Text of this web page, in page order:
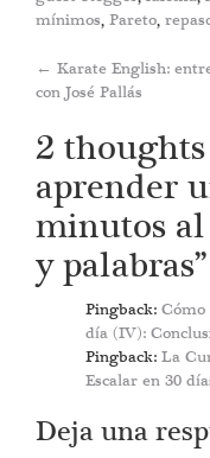
mínimos, Pareto,
Post
navigation
← Karate English:
con José Pallás
2 thoughts
aprender
minutos
y palabras”
Pingback:
día (IV):
Pingback: La
Escalar en 30
Deja una